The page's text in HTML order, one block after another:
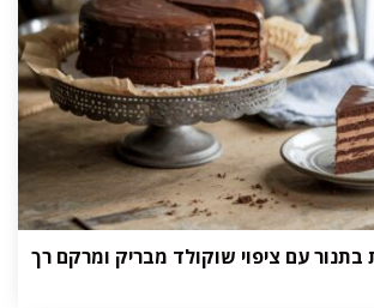
בתנור עם ציפוי שוקולד מבריק ומרקם רך